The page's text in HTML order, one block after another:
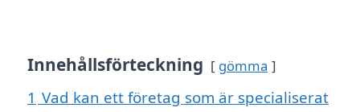
Innehållsförteckning gömma
1 Vad kan ett företag som är specialiserat